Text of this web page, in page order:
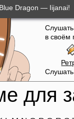
Blue Dragon — Iijanai!
в своём
для